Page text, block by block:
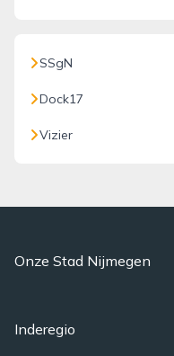
SSgN
Dock17
Vizier
Onze Stad Nijmegen
Inderegio